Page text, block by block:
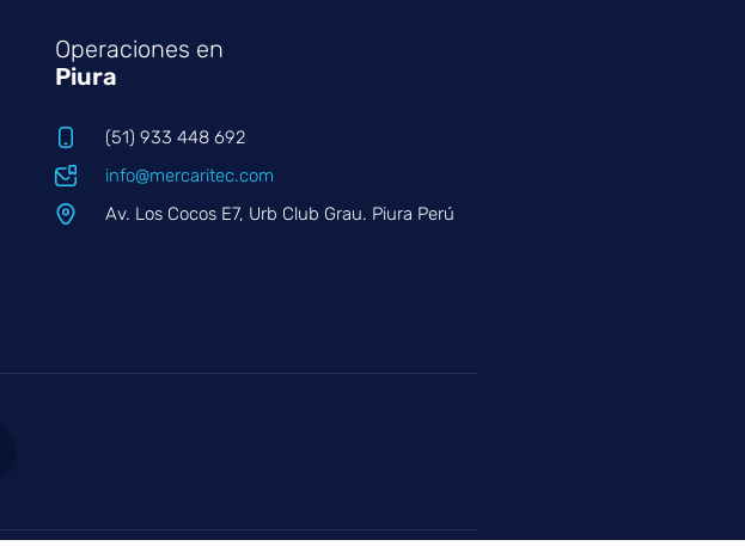
Operaciones en
Piura
(51) 933 448 692
info@mercaritec.com
Av. Los Cocos E7, Urb Club Grau. Piura Perú